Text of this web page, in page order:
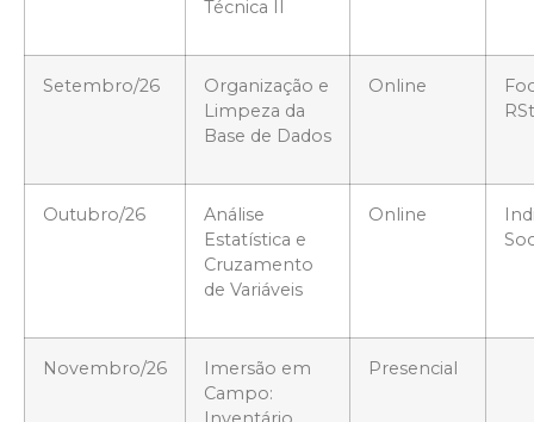
Técnica II
Setembro/26
Organização e
Limpeza da
Base de Dados
Online
Outubro/26
Análise
Estatística e
Cruzamento
de Variáveis
Online
Novembro/26
Imersão em
Campo:
Presencial